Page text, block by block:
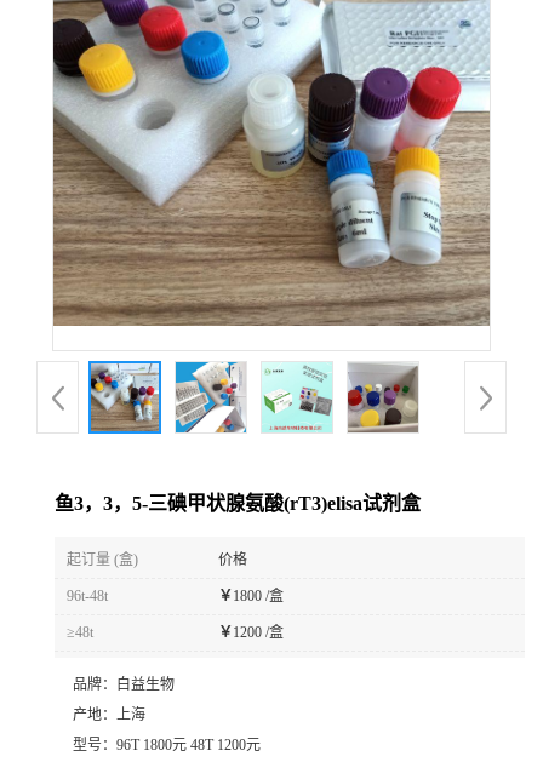
鱼3，3，5-三碘甲状腺氨酸(rT3)elisa试剂盒
起订量 (盒) 价格
96t-48t ￥ 1800 /盒
≥48t ￥ 1200 /盒
品牌：
白益生物
产地： 上海
型号： 96T 1800元 48T 1200元